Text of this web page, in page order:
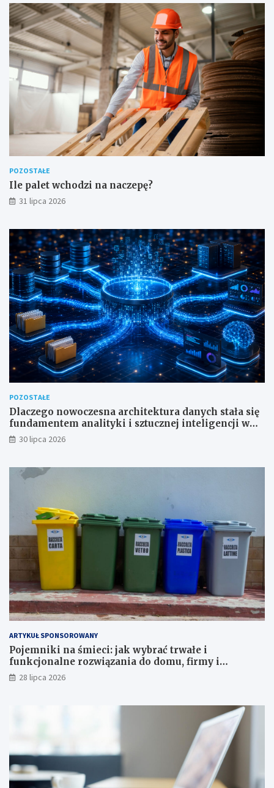
POZOSTAŁE
Ile palet wchodzi na naczepę?
31 lipca 2026
POZOSTAŁE
Dlaczego nowoczesna architektura danych stała się
fundamentem analityki i sztucznej inteligencji w
przedsiębiorstwach?
30 lipca 2026
ARTYKUŁ SPONSOROWANY
Pojemniki na śmieci: jak wybrać trwałe i
funkcjonalne rozwiązania do domu, firmy i
instytucji
28 lipca 2026